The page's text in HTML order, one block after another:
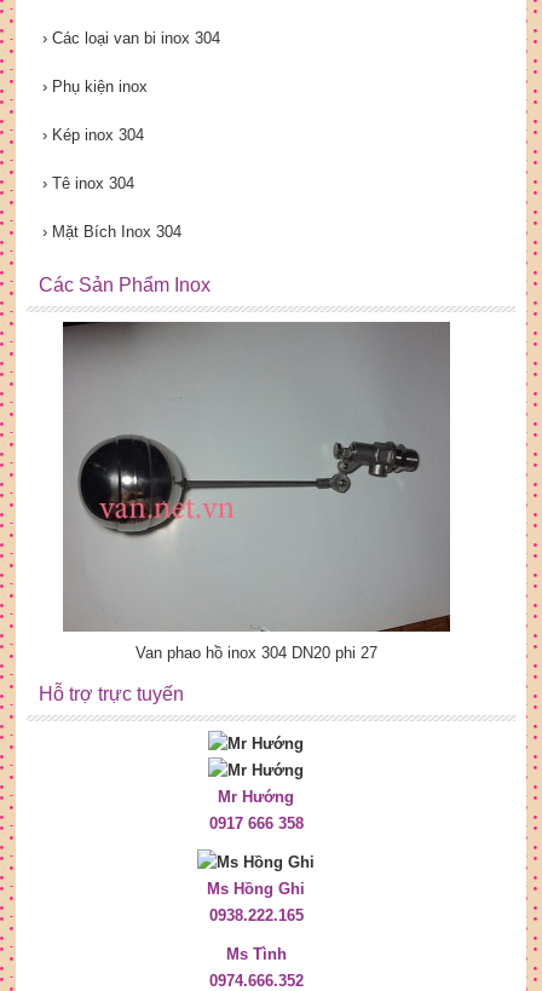
› Các loại van bi inox 304
› Phụ kiện inox
› Kép inox 304
› Tê inox 304
› Mặt Bích Inox 304
Các Sản Phẩm Inox
Van phao hồ inox 304 DN20 phi 27
Hỗ trợ trực tuyến
Mr Hướng
0917 666 358
Ms Hồng Ghi
0938.222.165
Ms Tình
0974.666.352